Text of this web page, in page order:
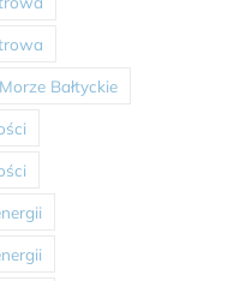
Morze Bałtyckie